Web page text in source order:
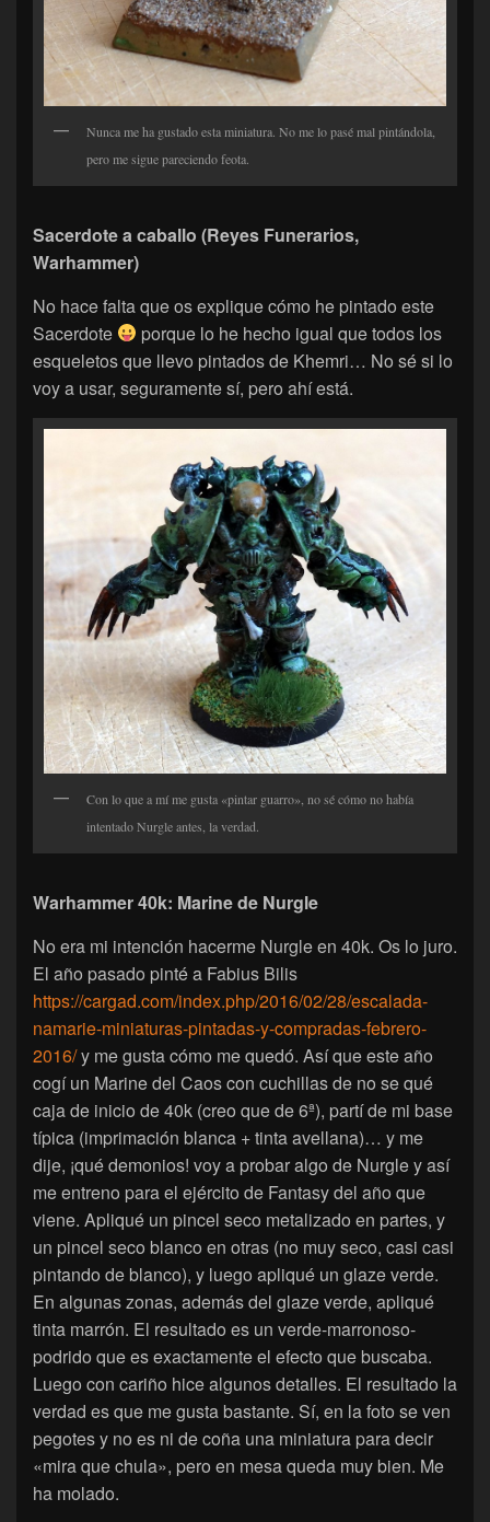
Nunca me ha gustado esta miniatura. No me lo pasé mal pintándola,
pero me sigue pareciendo feota.
Sacerdote a caballo (Reyes Funerarios,
Warhammer)
No hace falta que os explique cómo he pintado este
Sacerdote
porque lo he hecho igual que todos los
esqueletos que llevo pintados de Khemri… No sé si lo
voy a usar, seguramente sí, pero ahí está.
Con lo que a mí me gusta «pintar guarro», no sé cómo no había
intentado Nurgle antes, la verdad.
Warhammer 40k: Marine de Nurgle
No era mi intención hacerme Nurgle en 40k. Os lo juro.
El año pasado pinté a Fabius Bilis
https://cargad.com/index.php/2016/02/28/escalada-
namarie-miniaturas-pintadas-y-compradas-febrero-
2016/y me gusta cómo me quedó. Así que este año
cogí un Marine del Caos con cuchillas de no se qué
caja de inicio de 40k (creo que de 6ª), partí de mi base
típica (imprimación blanca + tinta avellana)… y me
dije, ¡qué demonios! voy a probar algo de Nurgle y así
me entreno para el ejército de Fantasy del año que
viene. Apliqué un pincel seco metalizado en partes, y
un pincel seco blanco en otras (no muy seco, casi casi
pintando de blanco), y luego apliqué un glaze verde.
En algunas zonas, además del glaze verde, apliqué
tinta marrón. El resultado es un verde-marronoso-
podrido que es exactamente el efecto que buscaba.
Luego con cariño hice algunos detalles. El resultado la
verdad es que me gusta bastante. Sí, en la foto se ven
pegotes y no es ni de coña una miniatura para decir
«mira que chula», pero en mesa queda muy bien. Me
ha molado.